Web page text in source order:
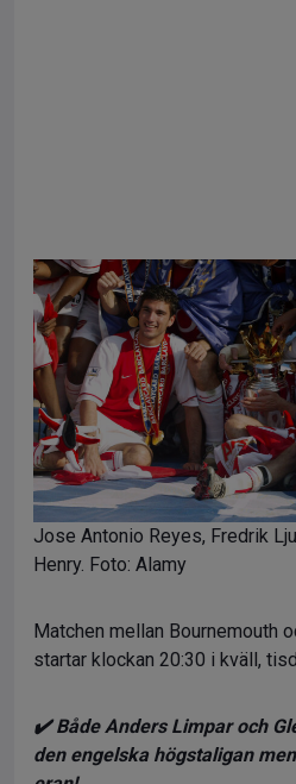
Jose Antonio Reyes, Fredrik
Henry. Foto: Alamy
Matchen mellan Bournemouth
startar klockan 20:30 i kväll,
✔️ Både Anders Limpar och
den engelska högstaligan